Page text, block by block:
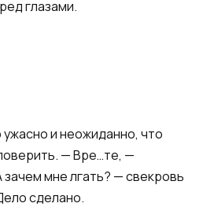
глазами.
и неожиданно, что
— Вре…те, —
мне лгать? — свекровь
сделано.